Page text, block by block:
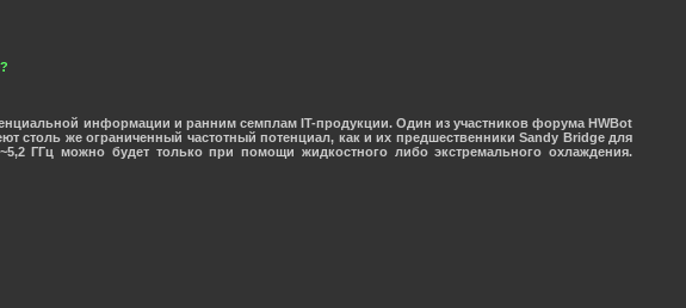
информации и ранним семплам IT-продукции. Один из участников форума HWBot
столь же ограниченный частотный потенциал, как и их предшественники Sandy Bridge для
ГГц можно будет только при помощи жидкостного либо экстремального охлаждения.